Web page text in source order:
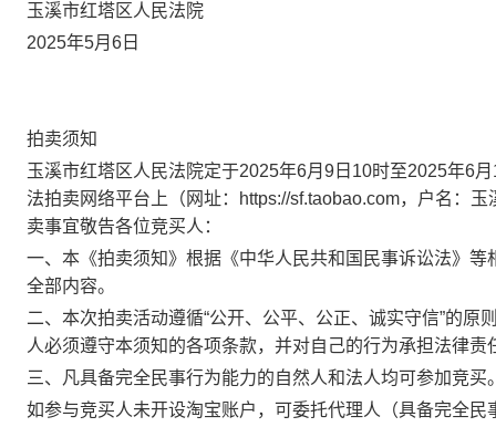
玉溪市红塔区人民法院
2025年5月 6 日
拍卖须知
玉溪市红塔区人民法院定于2025年6月 9 日 10时至2025年6月
法拍卖网络平台上（网址：
https://sf.taobao.com，户名：玉
卖事宜敬告各位竞买人：
一、本《拍卖须知》根据《中华人民共和国民事诉讼法》
全部内容。
二、本次拍卖活动遵循“公开、公平、公正、诚实守信”的原
人必须遵守本须知的各项条款，并对自己的行为承担法律责
三、凡具备完全民事行为能力的自然人和法人均可参加竞买
如参与竞买人未开设淘宝账户，可委托代理人（具备完全